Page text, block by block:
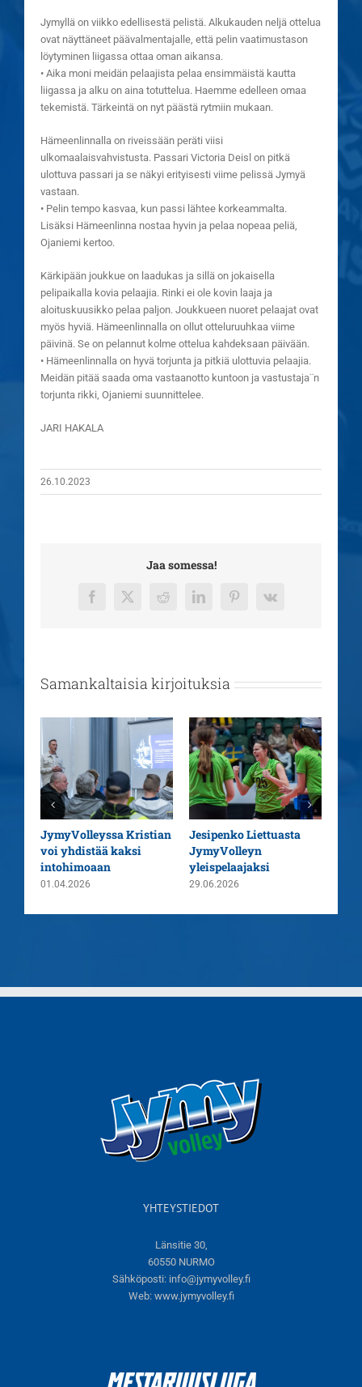
Jymyllä on viikko edellisestä pelistä. Alkukauden neljä ottelua
ovat näyttäneet päävalmentajalle, että pelin vaatimustason
löytyminen liigassa ottaa oman aikansa.
• Aika moni meidän pelaajista pelaa ensimmäistä kautta
liigassa ja alku on aina totuttelua. Haemme edelleen omaa
tekemistä. Tärkeintä on nyt päästä rytmiin mukaan.
Hämeenlinnalla on riveissään peräti viisi
ulkomaalaisvahvistusta. Passari Victoria Deisl on pitkä
ulottuva passari ja se näkyi erityisesti viime pelissä Jymyä
vastaan.
• Pelin tempo kasvaa, kun passi lähtee korkeammalta.
Lisäksi Hämeenlinna nostaa hyvin ja pelaa nopeaa peliä,
Ojaniemi kertoo.
Kärkipään joukkue on laadukas ja sillä on jokaisella
pelipaikalla kovia pelaajia. Rinki ei ole kovin laaja ja
aloituskuusikko pelaa paljon. Joukkueen nuoret pelaajat ovat
myös hyviä. Hämeenlinnalla on ollut otteluruuhkaa viime
päivinä. Se on pelannut kolme ottelua kahdeksaan päivään.
• Hämeenlinnalla on hyvä torjunta ja pitkiä ulottuvia pelaajia.
Meidän pitää saada oma vastaanotto kuntoon ja vastustaja¨n
torjunta rikki, Ojaniemi suunnittelee.
JARI HAKALA
26.10.2023
Jaa somessa!
Facebook
X RedditLinkedInPinterest
Vk
Samankaltaisia kirjoituksia
JymyVolleyssa Kristian
voi yhdistää kaksi
intohimoaan
01.04.2026
Jesipenko Liettuasta
JymyVolleyn
yleispelaajaksi
29.06.2026
YHTEYSTIEDOT
Länsitie 30,
60550 NURMO
Sähköposti: info@jymyvolley.fi
Web: www.jymyvolley.fi